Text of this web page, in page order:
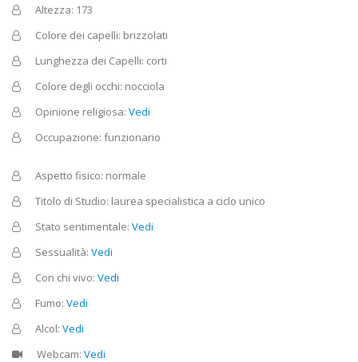
Altezza: 173
Colore dei capelli: brizzolati
Lunghezza dei Capelli: corti
Colore degli occhi: nocciola
Opinione religiosa: Vedi
Occupazione: funzionario
Aspetto fisico: normale
Titolo di Studio: laurea specialistica a ciclo unico
Stato sentimentale: Vedi
Sessualità: Vedi
Con chi vivo: Vedi
Fumo: Vedi
Alcol: Vedi
Webcam: Vedi